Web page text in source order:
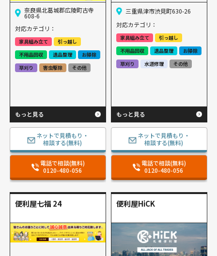
奈良県北葛城郡広陵町古寺
608-6
対応カテゴリ：
家具組み立て
引っ越し
不用品回収
遺品整理
お掃除
草刈り
害虫駆除 その他
もっと見る
ネットで見積もり・
相談する(無料)
電話で相談(無料)
0120-480-056
三重県津市渋見町630-26
対応カテゴリ：
家具組み立て
引っ越し
不用品回収
遺品整理
お掃除
草刈り
水道修理 その他
もっと見る
ネットで見積もり・
相談する(無料)
電話で相談(無料)
0120-480-056
便利屋七福 24 便利屋HiCK